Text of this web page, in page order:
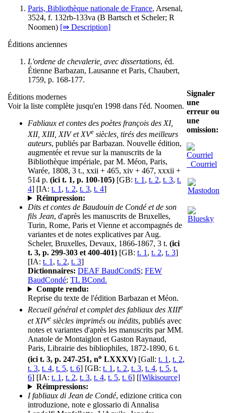
Paris, Bibliothèque nationale de France, Arsenal,
3524, f. 132rb-133va (B Bartsch et Scheler; R
Noomen) [⇛ Description]
Éditions anciennes
L'ordene de chevalerie, avec dissertations, éd.
Étienne Barbazan, Lausanne et Paris, Chaubert,
1759, p. 168-177.
Éditions modernes
Voir la liste complète jusqu'en 1998 dans l'éd. Noomen.
Fabliaux et contes des poètes françois des XI,
XII, XIII, XIV et XVe siècles, tirés des meilleurs
auteurs, publiés par Barbazan. Nouvelle édition,
augmentée et revue sur la manuscrits de la
Bibliothèque impériale, par M. Méon, Paris,
Warée, 1808, 3 t., xxii + 465, xiv + 467, xxxii +
514 p. (ici t. 1, p. 100-105) [GB: t. 1 , t. 2, t. 3, t.
4] [IA: t. 1 , t. 2, t. 3, t. 4]
Réimpression:
Dits et contes de Baudouin de Condé et de son
fils Jean, d'après les manuscrits de Bruxelles,
Turin, Rome, Paris et Vienne et accompagnés de
variantes et de notes explicatives par Aug.
Scheler, Bruxelles, Devaux, 1866-1867, 3 t. (ici
t. 3, p. 299-303 et 400-401) [GB: t. 1 , t. 2, t. 3]
[IA: t. 1 , t. 2, t. 3]
Dictionnaires: DEAF BaudCondS; FEW
BaudCondé; TL BCond.
Compte rendu:
Reprise du texte de l'édition Barbazan et Méon.
Recueil général et complet des fabliaux des XIIIe
et XIVe siècles imprimés ou inédits, publiés avec
notes et variantes d'après les manuscrits par MM.
Anatole de Montaiglon et Gaston Raynaud,
Paris, Librairie des bibliophiles, 1872-1890, 6 t.
(ici t. 3, p. 247-251, no LXXXV) [Gall: t. 1 , t. 2,
t. 3, t. 4, t. 5, t. 6] [GB: t. 1 , t. 2, t. 3, t. 4, t. 5, t.
6] [IA: t. 1 , t. 2, t. 3, t. 4, t. 5, t. 6] [[Wikisource]
Réimpressions:
I fabliaux di Jean de Condé, edizione critica con
introduzione, note e glossario di Annalisa
Signaler
une
erreur ou
une
omission:
Courriel